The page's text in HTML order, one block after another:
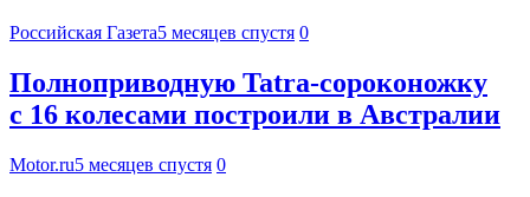
Российская Газета5 месяцев спустя 0
Полноприводную Tatra-сороконожку
с 16 колесами построили в Австралии
Motor.ru5 месяцев спустя 0